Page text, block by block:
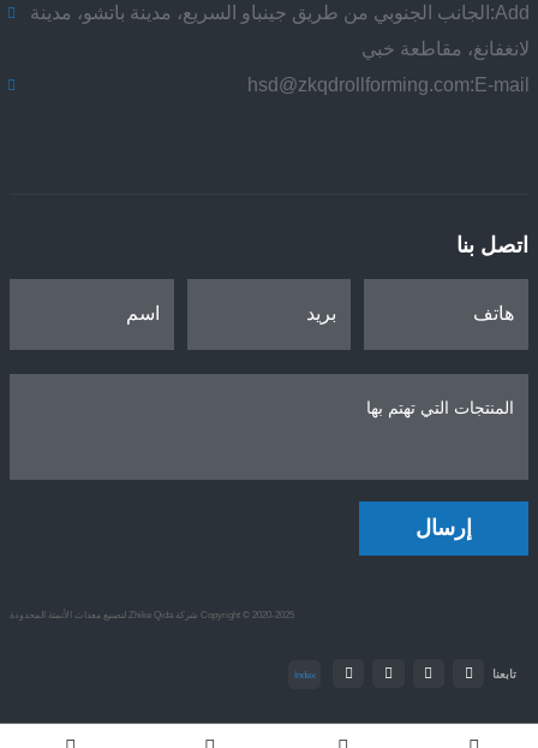
Add:
الجانب الجنوبي من طريق جينباو السريع، مدينة باتشو، مدينة
لانغفانغ، مقاطعة خبي
E-mail:
hsd@zkqdrollforming.com
اتصل بنا
إرسال
Copyright © 2020-2025 شركة Zhike Qida لتصنيع معدات الأتمتة المحدودة
تابعنا Index